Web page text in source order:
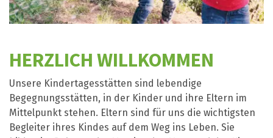
HERZLICH WILLKOMMEN
Unsere Kindertagesstätten sind lebendige
Begegnungsstätten, in der Kinder und ihre Eltern im
Mittelpunkt stehen. Eltern sind für uns die wichtigsten
Begleiter ihres Kindes auf dem Weg ins Leben. Sie